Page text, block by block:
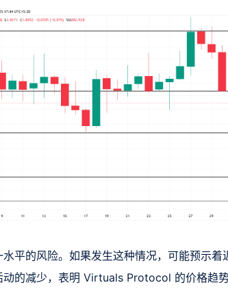
平的风险。如果发生这种情况，可能预示
的减少，表明 Virtuals Protocol 的价格趋势